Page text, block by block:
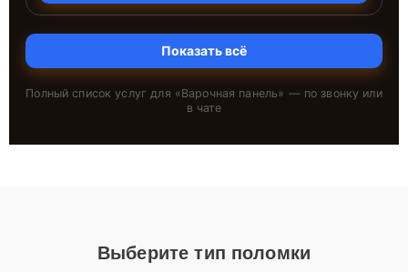
Показать всё
Полный список услуг для «Варочная панель» — по звонку или
в чате
Выберите тип поломки